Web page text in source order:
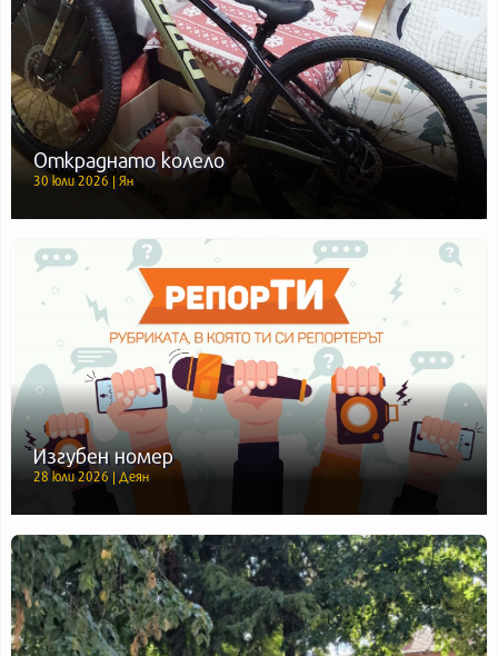
Откраднато колело
30 юли 2026 | Ян
Изгубен номер
28 юли 2026 | Деян